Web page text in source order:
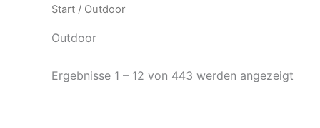
Start / Outdoor
Outdoor
Ergebnisse 1 – 12 von 443 werden angezeigt